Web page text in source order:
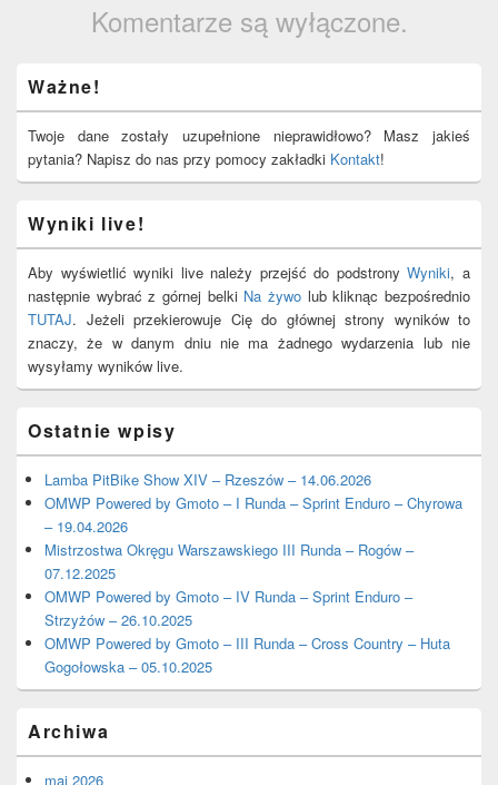
Komentarze są wyłączone.
Sidebar
Widget
Area
Ważne!
Twoje dane zostały uzupełnione nieprawidłowo? Masz jakieś
pytania? Napisz do nas przy pomocy zakładki Kontakt!
Wyniki live!
Aby wyświetlić wyniki live należy przejść do podstronyWyniki, a
następnie wybrać z górnej belki Na żywo lub kliknąc bezpośrednio
TUTAJ. Jeżeli przekierowuje Cię do głównej strony wyników to
znaczy, że w danym dniu nie ma żadnego wydarzenia lub nie
wysyłamy wyników live.
Ostatnie wpisy
Lamba PitBike Show XIV – Rzeszów – 14.06.2026
OMWP Powered by Gmoto – I Runda – Sprint Enduro – Chyrowa
– 19.04.2026
Mistrzostwa Okręgu Warszawskiego III Runda – Rogów –
07.12.2025
OMWP Powered by Gmoto – IV Runda – Sprint Enduro –
Strzyżów – 26.10.2025
OMWP Powered by Gmoto – III Runda – Cross Country – Huta
Gogołowska – 05.10.2025
Archiwa
maj 2026